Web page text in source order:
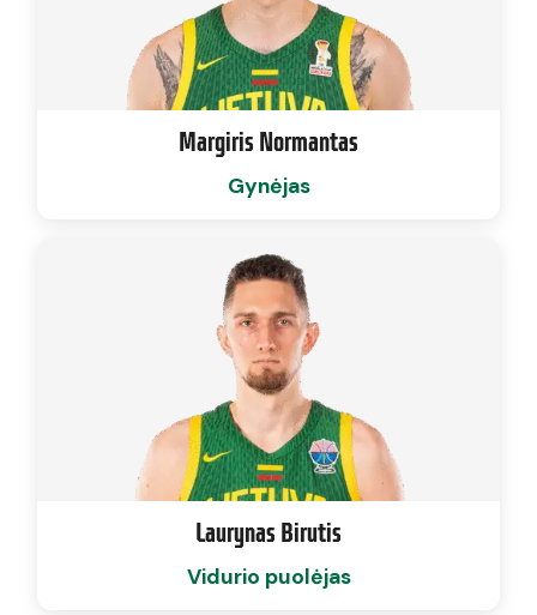
Margiris Normantas
Gynėjas
Laurynas Birutis
Vidurio puolėjas